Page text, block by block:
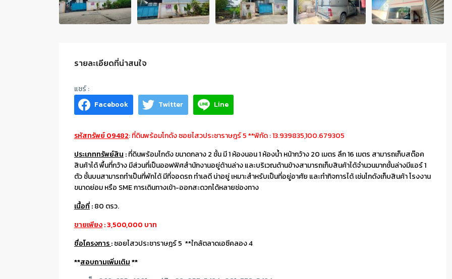
รายละเอียดที่น่าสนใจ
Facebook Twitter Line
รหัสทรัพย์ 09482: ที่ดินพร้อมโกดัง ซอยไสวประชาราษฎร์ 5 **พิกัด : 13.939835,100.679305
ประเภททรัพย์สิน :ที่ดินพร้อมโกดัง ขนาดกลาง 2 ชั้น มี 1 ห้องนอน 1 ห้องน้ำ หน้ากว้าง 20 เมตร ลึก 16 เมตร สามารถเก็บสต๊อค
สินค้าได้ พื้นที่กว้าง มีส่วนที่เป็นออฟฟิศสำนักงานอยู่ด้านล่าง และบริเวณด้านข้างสามารถเก็บสินค้าได้จำนวนมากชั้นล่างมีแอร์ 1
ตัว ชั้นบนสามารถทำเป็นที่พักได้ มีที่จอดรถ ทำเลดี น่าอยู่ เหมาะสำหรับเป็นที่อยู่อาศัย และทำกิจการได้ เช่นโกดังเก็บสินค้า โรงงาน
ขนาดย่อม หรือ SME การเดินทางเข้า-ออกสะดวกได้หลายช่องทาง
เนื้อที่:80 ตรว.
ขายเพียง: 3,500,000 บาท
ชื่อโครงการ:ซอยไสวประชาราษฎร์ 5 **ใกล้ตลาดเอซีคลอง 4
**สอบถามเพิ่มเติม**